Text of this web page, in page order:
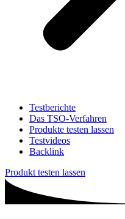
Testberichte
Das TSO-Verfahren
Produkte testen lassen
Testvideos
Backlink
Produkt testen lassen